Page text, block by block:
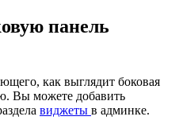
панель
как выглядит боковая
Вы можете добавить
виджеты в админке.